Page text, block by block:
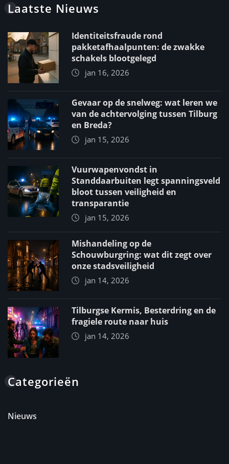
Laatste Nieuws
Identiteitsfraude rond
pakketafhaalpunten: de zwakke
schakels blootgelegd
jan 16, 2026
Gevaar op de snelweg: wat leren we
van de achtervolging tussen Tilburg
en Breda?
jan 15, 2026
Vuurwapenvondst in
Standdaarbuiten legt spanningsveld
bloot tussen veiligheid en
transparantie
jan 15, 2026
Mishandeling op de
Schouwburgring: wat dit zegt over
onze stadsveiligheid
jan 14, 2026
Tilburgse Kermis, Besterdring en de
fragiele route naar huis
jan 14, 2026
Categorieën
Nieuws